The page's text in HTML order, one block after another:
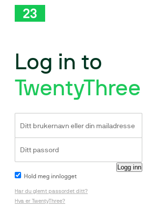
Log in to
TwentyThree
Hold meg innlogget
Har du glemt passordet ditt?
Hva er TwentyThree?